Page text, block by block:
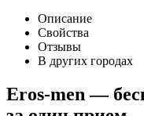
Описание
Свойства
Отзывы
В других городах
Eros-men —